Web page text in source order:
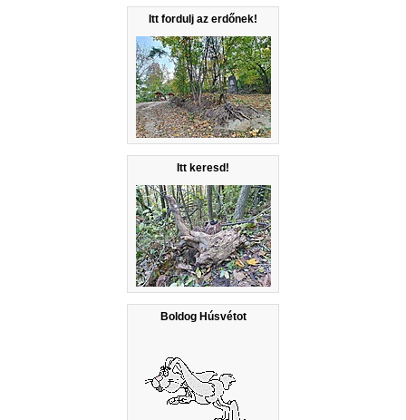
Itt fordulj az erdőnek!
Itt keresd!
Boldog Húsvétot